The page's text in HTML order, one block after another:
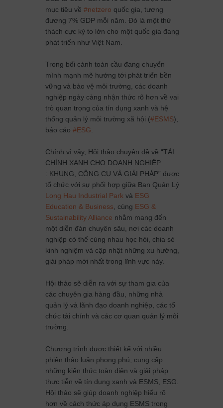
mục tiêu về #netzero quốc gia, tương
đương 7% GDP mỗi năm. Đó là một thử
thách cực kỳ to lớn cho một quốc gia đang
phát triển như Việt Nam.
Trong bối cảnh toàn cầu đang chuyển
mình mạnh mẽ hướng tới phát triển bền
vững và bảo vệ môi trường, các doanh
nghiệp ngày càng nhận thức rõ hơn về vai
trò quan trọng của tín dụng xanh và hệ
thống quản lý môi trường xã hội (#ESMS),
báo cáo #ESG
Chính vì vậy, Hội thảo chuyên đề về “TÀI
CHÍNH XANH CHO DOANH NGHIỆP
: KHUNG, CÔNG CỤ VÀ GIẢI PHÁP” được
tổ chức với sự phối hợp giữa Ban Quản Lý
Long Hau Industrial Park và ESG
Education & Business , cùng ESG &
Sustainability Alliance nhằm mang đến
một diễn đàn chuyên sâu, nơi các doanh
nghiệp có thể cùng nhau học hỏi, chia sẻ
kinh nghiệm và cập nhật những xu hướng,
giải pháp mới nhất trong lĩnh vực này.
Hội thảo sẽ diễn ra với sự tham gia của
các chuyên gia hàng đầu, những nhà
quản lý và lãnh đạo doanh nghiệp, các tổ
chức tài chính và các cơ quan quản lý môi
trường.
Chương trình được thiết kế với nhiều
phiên thảo luận phong phú, cung cấp
những kiến thức toàn diện và giải pháp
thực tiễn về tín dụng xanh và ESMS, ESG.
Hội thảo sẽ giúp doanh nghiệp hiểu rõ
hơn về cách thức áp dụng ESMS trong